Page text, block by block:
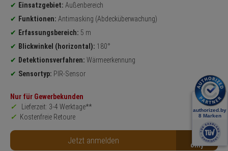
Einsatzgebiet: Außenbereich
Funktionen: Antimasking (Abdecküberwachung)
Erfassungsbereich: 5 m
Blickwinkel (horizontal): 180°
Detektionsverfahren: Wärmeerkennung
Sensortyp: PIR-Sensor
Nur für Gewerbekunden
Lieferzeit: 3-4 Werktage**
Kostenfreie Retoure
Jetzt anmelden B2B